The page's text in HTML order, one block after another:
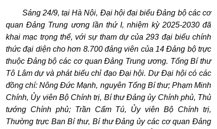
Sáng 24/9, tại Hà Nội, Đại hội đại biểu Đảng bộ các cơ
quan Đảng Trung ương lần thứ I, nhiệm kỳ 2025-2030 đã
khai mạc trọng thể, với sự tham dự của 293 đại biểu chính
thức đại diện cho hơn 8.700 đảng viên của 14 Đảng bộ trực
thuộc Đảng bộ các cơ quan Đảng Trung ương. Tổng Bí thư
Tô Lâm dự và phát biểu chỉ đạo Đại hội. Dự Đại hội có các
đồng chí: Nông Đức Mạnh, nguyên Tổng Bí thư; Phạm Minh
Chính, Ủy viên Bộ Chính trị, Bí thư Đảng ủy Chính phủ, Thủ
tướng Chính phủ; Trần Cẩm Tú, Ủy viên Bộ Chính trị,
Thường trực Ban Bí thư, Bí thư Đảng ủy các cơ quan Đảng